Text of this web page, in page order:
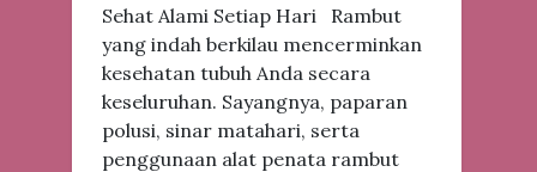
Sehat Alami Setiap Hari Rambut
yang indah berkilau mencerminkan
kesehatan tubuh Anda secara
keseluruhan. Sayangnya, paparan
polusi, sinar matahari, serta
penggunaan alat penata rambut